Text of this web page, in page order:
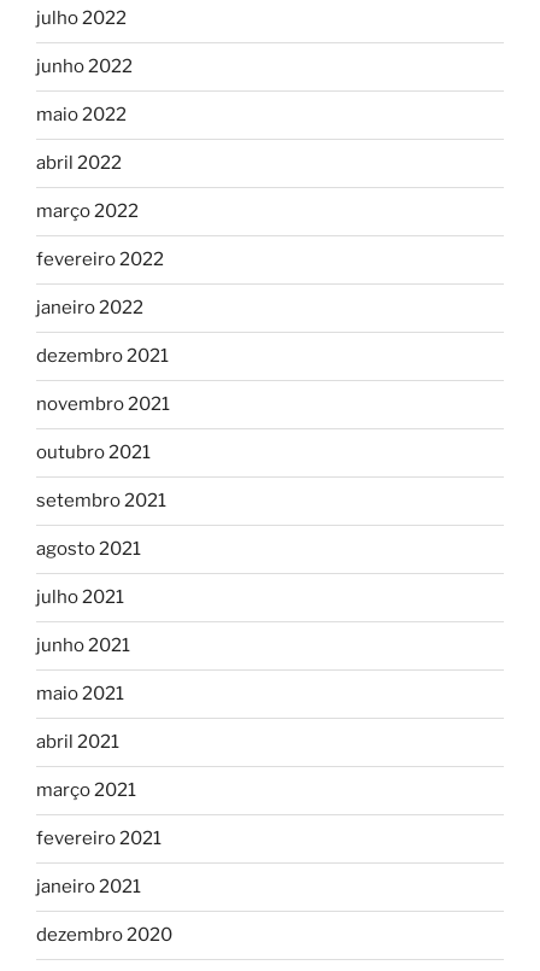
julho 2022
junho 2022
maio 2022
abril 2022
março 2022
fevereiro 2022
janeiro 2022
dezembro 2021
novembro 2021
outubro 2021
setembro 2021
agosto 2021
julho 2021
junho 2021
maio 2021
abril 2021
março 2021
fevereiro 2021
janeiro 2021
dezembro 2020